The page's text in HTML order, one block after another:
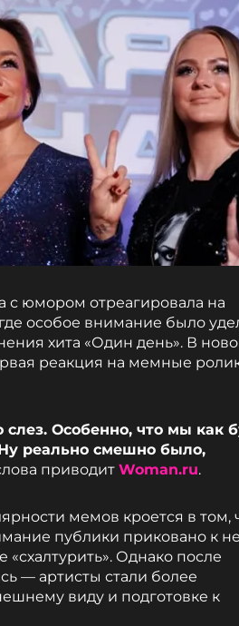
с юмором отреагировала на
особое внимание было
хита «Один день». В
реакция на мемные
Особенно, что мы как
реально смешно было,
приводит Woman.ru.
мемов кроется в том,
публики приковано к
Однако после
— артисты стали более
виду и подготовке к